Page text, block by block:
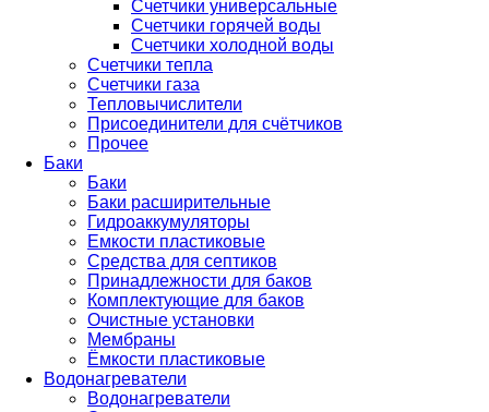
Счетчики универсальные
Счетчики горячей воды
Счетчики холодной воды
Счетчики тепла
Счетчики газа
Тепловычислители
Присоединители для счётчиков
Прочее
Баки
Баки
Баки расширительные
Гидроаккумуляторы
Емкости пластиковые
Средства для септиков
Принадлежности для баков
Комплектующие для баков
Очистные установки
Мембраны
Ёмкости пластиковые
Водонагреватели
Водонагреватели